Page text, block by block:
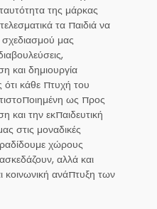
της μάρκας
τα παιδιά να
σχεδιασμού μας
και δημιουργία
κάθε πτυχή του
ως προς
και την εκπαιδευτική
στις μοναδικές
χώρους
αλλά και
ανάπτυξη των